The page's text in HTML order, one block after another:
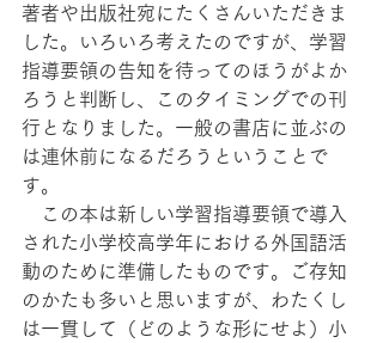
著者や出版社宛にたくさんいただきま
した。いろいろ考えたのですが、学習
指導要領の告知を待ってのほうがよか
ろうと判断し、このタイミングでの刊
行となりました。一般の書店に並ぶの
は連休前になるだろうということで
す。
この本は新しい学習指導要領で導入
された小学校高学年における外国語活
動のために準備したものです。ご存知
のかたも多いと思いますが、わたくし
は一貫して（どのような形にせよ）小